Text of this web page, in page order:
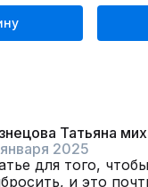
Татьяна
2025
для того,
и это